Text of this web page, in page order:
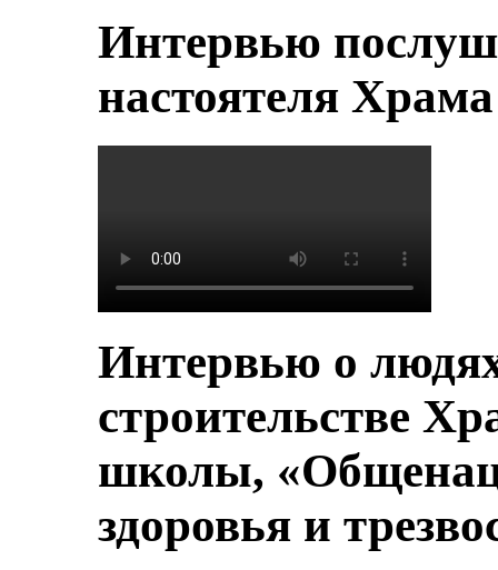
Интервью
настоятеля
Интервью о
строительстве
школы,
здоровья и